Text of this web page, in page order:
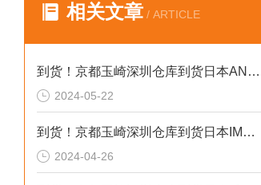
相关文章 / ARTICLE
到货！京都玉崎深圳仓库到货日本AND 电子秤HV-60KCEP
2024-05-22
到货！京都玉崎深圳仓库到货日本IMADA 推拉力计 DST-20N
2024-04-26